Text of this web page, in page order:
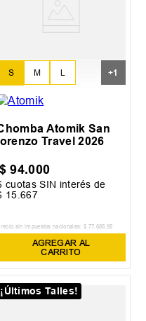
S M L
XL
+1
Atomik San
lorenzo Travel 2026
$ 94.000
cuotas SIN interés de
15.667
sin impuestos nacionales: $ 77.685 ,95
AGREGAR AL
CARRITO
¡Últimos Talles!